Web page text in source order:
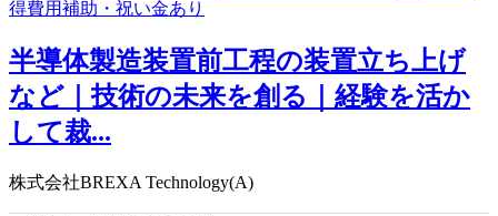
半導体製造装置前工程の装置立ち上げ
など｜技術の未来を創る｜経験を活か
して裁...
株式会社BREXA Technology(A)